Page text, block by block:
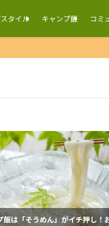
タイル キャンプ飯 コミ
飯は「そうめん」がイチ押し！